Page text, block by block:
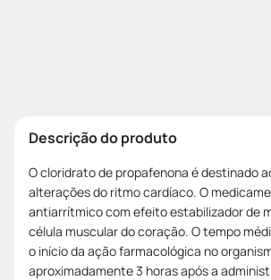
Descrição do produto
O cloridrato de propafenona é destinado
alterações do ritmo cardíaco. O
antiarrítmico com efeito estabilizador de
célula muscular do coração. O tempo
o início da ação farmacológica no
aproximadamente 3 horas após a